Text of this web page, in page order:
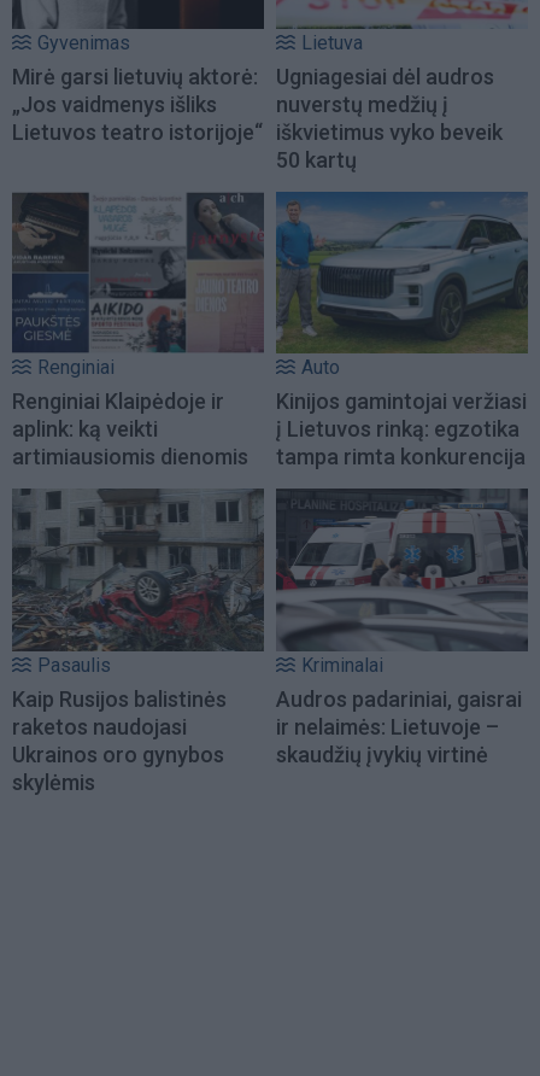
Gyvenimas
Mirė garsi lietuvių aktorė:
„Jos vaidmenys išliks
Lietuvos teatro istorijoje“
Lietuva
Ugniagesiai dėl audros
nuverstų medžių į
iškvietimus vyko beveik
50 kartų
Renginiai
Renginiai Klaipėdoje ir
aplink: ką veikti
artimiausiomis dienomis
Auto
Kinijos gamintojai veržiasi
į Lietuvos rinką: egzotika
tampa rimta konkurencija
Pasaulis
Kaip Rusijos balistinės
raketos naudojasi
Ukrainos oro gynybos
skylėmis
Kriminalai
Audros padariniai, gaisrai
ir nelaimės: Lietuvoje –
skaudžių įvykių virtinė